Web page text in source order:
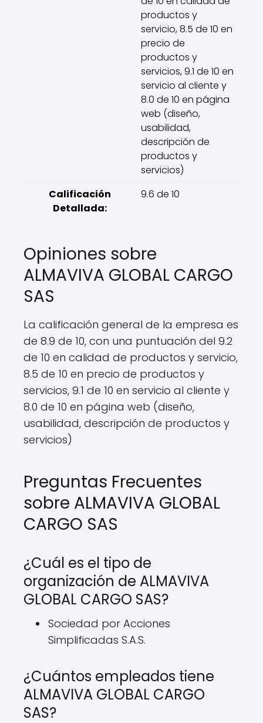
productos y
servicio, 8.5 de 10 en
precio de
productos y
servicios, 9.1 de 10 en
servicio al cliente y
8.0 de 10 en página
web (diseño,
usabilidad,
descripción de
productos y
servicios)
Calificación
Detallada:
9.6 de 10
Opiniones sobre
ALMAVIVA GLOBAL CARGO
SAS
La calificación general de la empresa es
de 8.9 de 10, con una puntuación del 9.2
de 10 en calidad de productos y servicio,
8.5 de 10 en precio de productos y
servicios, 9.1 de 10 en servicio al cliente y
8.0 de 10 en página web (diseño,
usabilidad, descripción de productos y
servicios)
Preguntas Frecuentes
sobre ALMAVIVA GLOBAL
CARGO SAS
¿Cuál es el tipo de
organización de ALMAVIVA
GLOBAL CARGO SAS?
Sociedad por Acciones
Simplificadas S.A.S.
¿Cuántos empleados tiene
ALMAVIVA GLOBAL CARGO
SAS?